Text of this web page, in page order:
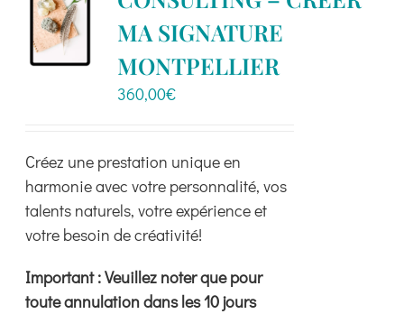
Boutique
Ressources
MA SIGNATURE
MONTPELLIER
360,00€
Créez une prestation unique en
harmonie avec votre personnalité, vos
talents naturels, votre expérience et
votre besoin de créativité!
Important : Veuillez noter que pour
toute annulation dans les 10 jours